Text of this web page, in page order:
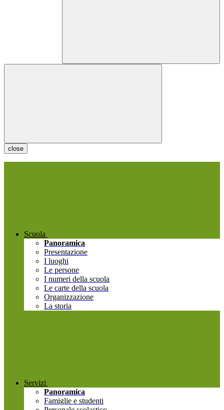
close
Scuola
Panoramica
Presentazione
I luoghi
Le persone
I numeri della scuola
Le carte della scuola
Organizzazione
La storia
Servizi
Panoramica
Famiglie e studenti